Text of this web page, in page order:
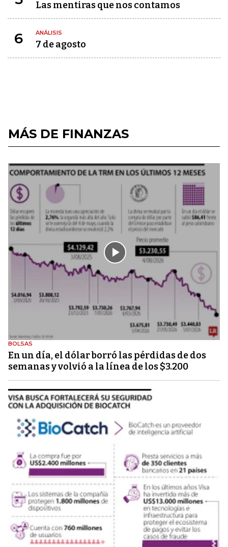
Las mentiras que nos contamos
6 ANÁLISIS
7 de agosto
MÁS DE FINANZAS
BOLSAS
En un día, el dólar borró las pérdidas de dos
semanas y volvió a la línea de los $3.200